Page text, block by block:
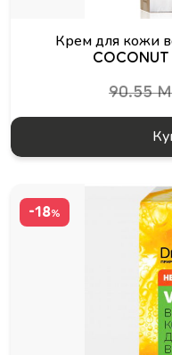
Крем для кожи
90.55
-18%